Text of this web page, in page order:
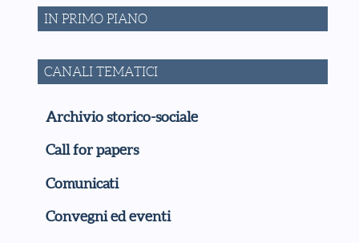
IN PRIMO PIANO
CANALI TEMATICI
Archivio storico-sociale
Call for papers
Comunicati
Convegni ed eventi